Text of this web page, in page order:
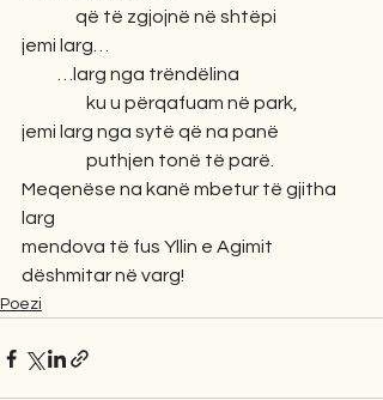
               që të zgjojnë në shtëpi
jemi larg…
          …larg nga trëndëlina
                  ku u përqafuam në park,
jemi larg nga sytë që na panë
                  puthjen tonë të parë.
Meqenëse na kanë mbetur të gjitha
larg
mendova të fus Yllin e Agimit
dëshmitar në varg!
Poezi